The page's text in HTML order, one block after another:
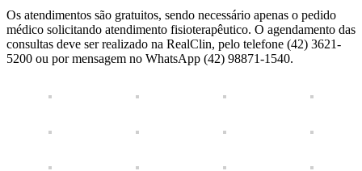
Os atendimentos são gratuitos, sendo necessário apenas o pedido
médico solicitando atendimento fisioterapêutico. O agendamento das
consultas deve ser realizado na RealClin, pelo telefone (42) 3621-
5200 ou por mensagem no WhatsApp (42) 98871-1540.